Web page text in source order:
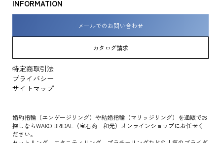
INFORMATION
メールでのお問い合わせ
カタログ請求
特定商取引法
プライバシー
サイトマップ
婚約指輪（エンゲージリング）や結婚指輪（マリッジリング）を通販でお
探しならWAKO BRIDAL（宝石商 和光）オンラインショップにお任せく
ださい。